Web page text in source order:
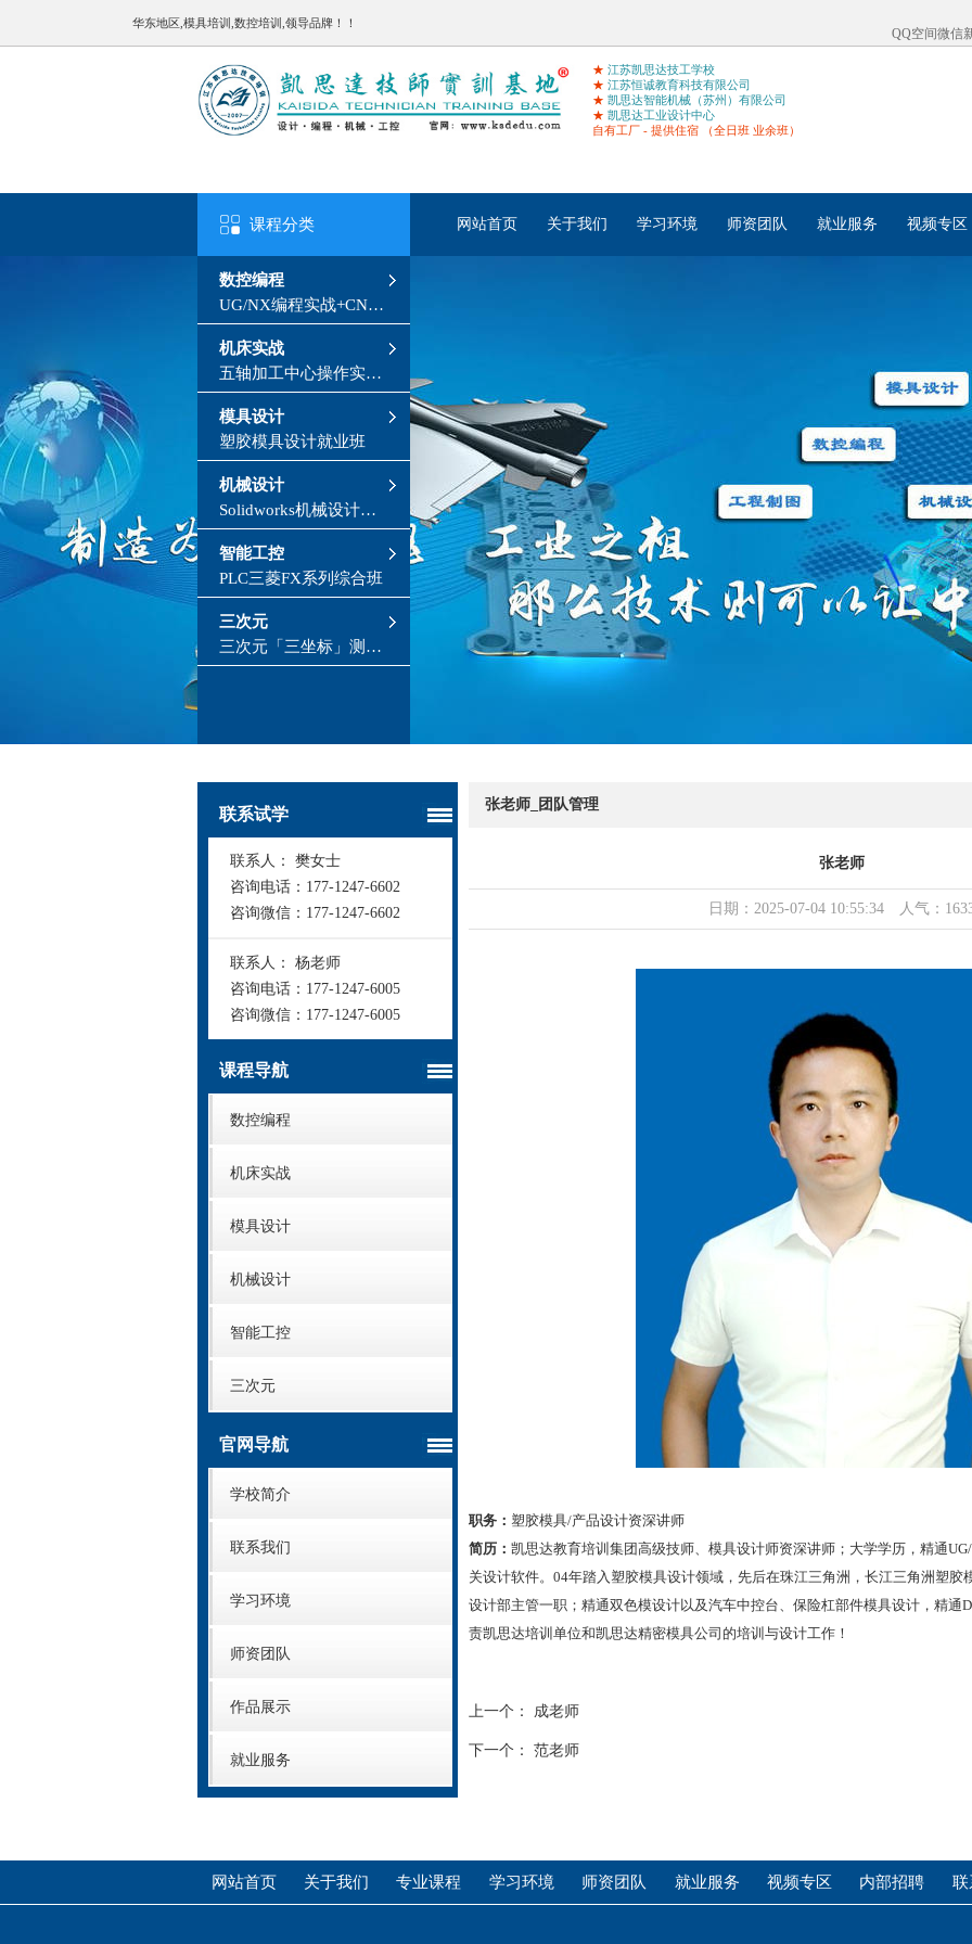
华东地区,模具培训,数控培训,领导品牌！！
QQ空间微信
★ 江苏凯思达技工学校
★ 江苏恒诚教育科技有限公司
★ 凯思达智能机械（苏州）有限公司
★ 凯思达工业设计中心
自有工厂 - 提供住宿 （全日班 业余班）
课程分类
数控编程
UG/NX编程实战+CNC
操机
机床实战
五轴加工中心操作实战
班
模具设计
塑胶模具设计就业班
机械设计
Solidworks机械设计就
业班
智能工控
PLC三菱FX系列综合班
三次元
三次元「三坐标」测量
培训
网站首页 关于我们 学习环境 师资团队 就业服务 视频专区
undefined
undefined
联系试学
联系人：
樊女士
咨询电话： 177-1247-6602
咨询微信： 177-1247-6602
联系人：
杨老师
咨询电话： 177-1247-6005
咨询微信： 177-1247-6005
课程导航
数控编程
机床实战
模具设计
机械设计
智能工控
三次元
官网导航
学校简介
联系我们
学习环境
师资团队
作品展示
就业服务
张老师_团队管理
张老师
日期：2025-07-04 10:55:34 人气：
职务： 塑胶模具/产品设计资深讲师
简历： 凯思达教育培训集团高级技师、模具设计师资深讲师；大学学历，精通
关设计软件。04年踏入塑胶模具设计领域，先后在珠江三角洲，长江三角洲塑胶
设计部主管一职；精通双色模设计以及汽车中控台、保险杠部件模具设计，精通
责凯思达培训单位和凯思达精密模具公司的培训与设计工作！
上一个： 成老师
下一个： 范老师
网站首页 关于我们 专业课程 学习环境 师资团队 就业服务 视频专区 内部招聘 联